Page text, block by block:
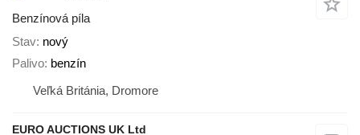
Benzínová píla
Stav nový
Palivo benzín
Veľká Británia, Dromore
EURO AUCTIONS UK Ltd